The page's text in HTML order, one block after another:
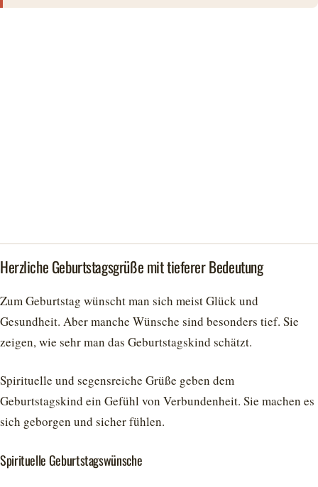
Herzliche Geburtstagsgrüße mit tieferer Bedeutung
Zum Geburtstag wünscht man sich meist Glück und
Gesundheit. Aber manche Wünsche sind besonders tief. Sie
zeigen, wie sehr man das Geburtstagskind schätzt.
Spirituelle und segensreiche Grüße geben dem
Geburtstagskind ein Gefühl von Verbundenheit. Sie machen es
sich geborgen und sicher fühlen.
Spirituelle Geburtstagswünsche